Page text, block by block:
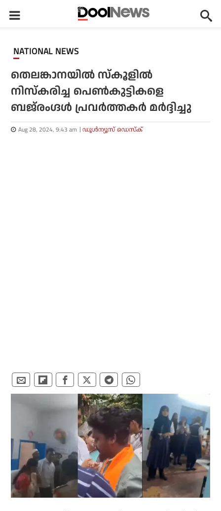
NATIONAL NEWS
തെലങ്കാനയില്‍ സ്‌കൂളില്‍
നിസ്‌കരിച്ച പെണ്‍കുട്ടികളെ
ബജ്‌രംഗ്ദള്‍ പ്രവര്‍ത്തകര്‍ മര്‍ദ്ദിച്ചു
Aug 28, 2024, 9:43 am ഡൂള്‍ന്യൂസ് ഡെസ്‌ക്